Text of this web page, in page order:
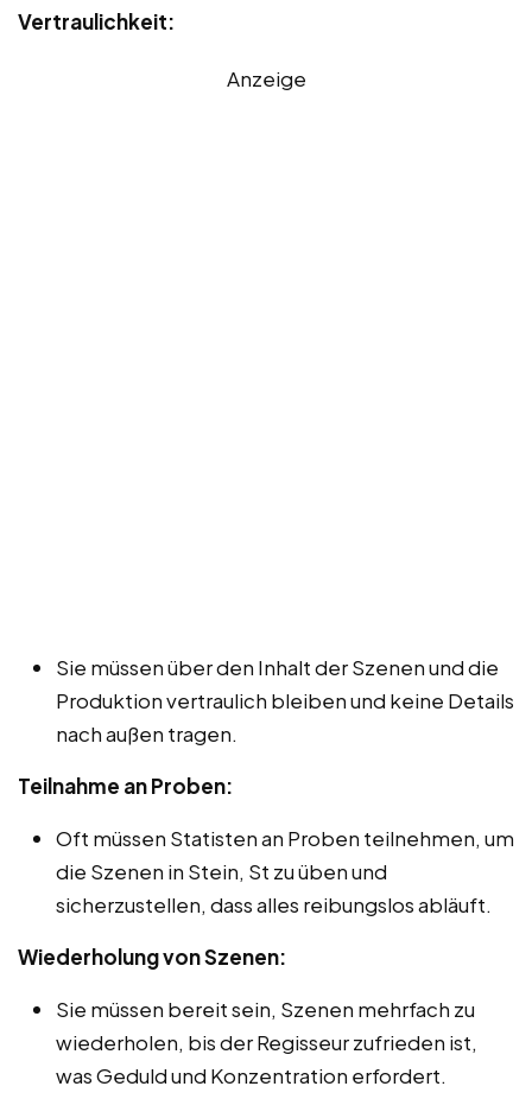
Vertraulichkeit:
Anzeige
Sie müssen über den Inhalt der Szenen und die
Produktion vertraulich bleiben und keine Details
nach außen tragen.
Teilnahme an Proben:
Oft müssen Statisten an Proben teilnehmen, um
die Szenen in Stein, St zu üben und
sicherzustellen, dass alles reibungslos abläuft.
Wiederholung von Szenen:
Sie müssen bereit sein, Szenen mehrfach zu
wiederholen, bis der Regisseur zufrieden ist,
was Geduld und Konzentration erfordert.